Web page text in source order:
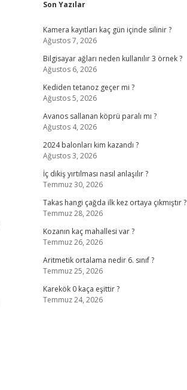
Son Yazılar
Kamera kayıtları kaç gün içinde silinir ?
Ağustos 7, 2026
Bilgisayar ağları neden kullanılır 3 örnek ?
Ağustos 6, 2026
Kediden tetanoz geçer mi ?
Ağustos 5, 2026
Avanos sallanan köprü paralı mı ?
Ağustos 4, 2026
2024 balonları kim kazandı ?
Ağustos 3, 2026
İç dikiş yırtılması nasıl anlaşılır ?
Temmuz 30, 2026
Takas hangi çağda ilk kez ortaya çıkmıştır ?
Temmuz 28, 2026
Kozanın kaç mahallesi var ?
Temmuz 26, 2026
Aritmetik ortalama nedir 6. sınıf ?
Temmuz 25, 2026
Karekök 0 kaça eşittir ?
Temmuz 24, 2026